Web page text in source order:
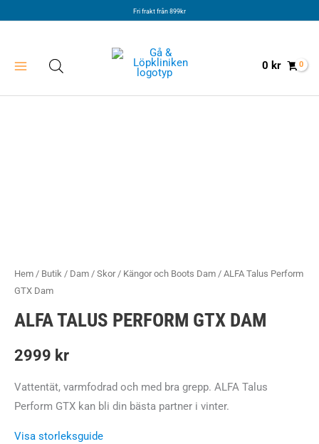
Fri frakt från 899kr
0 kr
Hem / Butik / Dam / Skor/ Kängor och Boots Dam / ALFA Talus Perform
GTX Dam
ALFA TALUS PERFORM GTX DAM
2999 kr
Vattentät, varmfodrad och med bra grepp. ALFA Talus
Perform GTX kan bli din bästa partner i vinter.
Visa storleksguide